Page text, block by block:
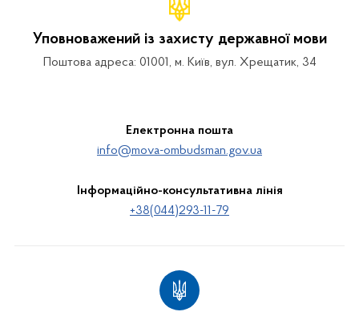
Уповноважений із захисту державної мови
Поштова адреса: 01001, м. Київ, вул. Хрещатик, 34
Електронна пошта
info@mova-ombudsman.gov.ua
Інформаційно-консультативна лінія
+38(044)293-11-79